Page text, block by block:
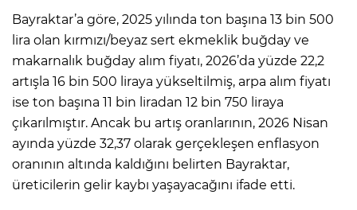
Bayraktar’a göre, 2025 yılında ton başına 13 bin 500
lira olan kırmızı/beyaz sert ekmeklik buğday ve
makarnalık buğday alım fiyatı, 2026’da yüzde 22,2
artışla 16 bin 500 liraya yükseltilmiş, arpa alım fiyatı
ise ton başına 11 bin liradan 12 bin 750 liraya
çıkarılmıştır. Ancak bu artış oranlarının, 2026 Nisan
ayında yüzde 32,37 olarak gerçekleşen enflasyon
oranının altında kaldığını belirten Bayraktar,
üreticilerin gelir kaybı yaşayacağını ifade etti.